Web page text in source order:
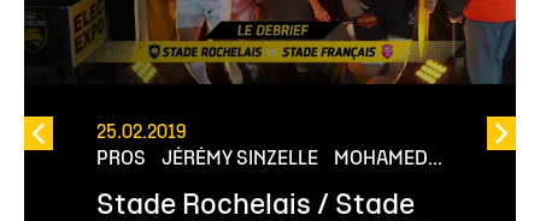
25.02.2019
PROS
JÉRÉMY SINZELLE MOHAMED...
Stade Rochelais / Stade